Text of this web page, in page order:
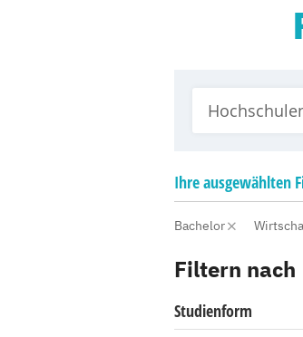
Ihreausgewählten
Bachelor
Filtern nach
Studienform